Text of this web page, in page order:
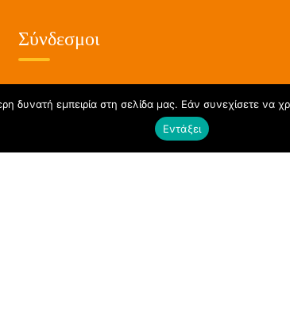
Σύνδεσμοι
Αρχική
Όροι και Προϋποθέσεις
εμπειρία στη σελίδα μας. Εάν συνεχίσετε να
Εντάξει